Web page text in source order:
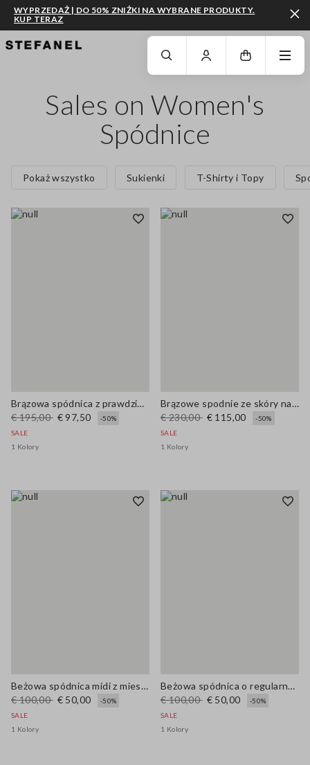
PRZEJDŹ DO GŁÓWNEJ TREŚCI PRZEWIŃ NA DÓŁ STRONY
WYPRZEDAŻ | DO 50% ZNIŻKI NA WYBRANE PRODUKTY.
KUP TERAZ
Sales on Women's
Spódnice
Pokaż wszystko Sukienki T-Shirty i Topy
Brązowa spódnica z prawdziwej skóry, regularny krój
€ 195,00 € 97,50
-50%
SALE
1 Kolory
Brązowe spodnie ze skóry naturalnej o regularnym kroju
€ 230,00 € 115,00
-50%
SALE
1 Kolory
Beżowa spódnica midi z mieszanki bawełny regular fit
€ 100,00 € 50,00
-50%
SALE
1 Kolory
Beżowa spódnica o regularnym kroju z elastycznym paskiem
€ 100,00 € 50,00
-50%
SALE
1 Kolory